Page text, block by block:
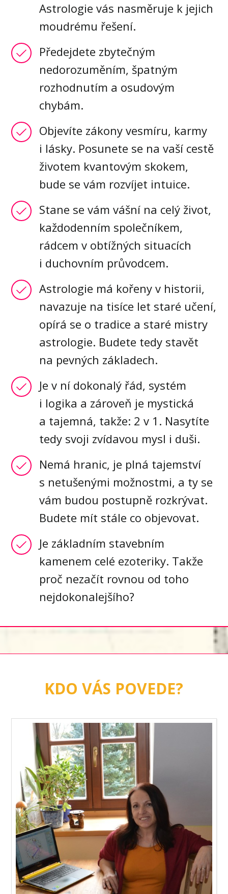
Astrologie vás nasměruje k jejich
moudrému řešení.
Předejdete zbytečným
nedorozuměním, špatným
rozhodnutím a osudovým
chybám.
Objevíte zákony vesmíru, karmy
i lásky. Posunete se na vaší cestě
životem kvantovým skokem,
bude se vám rozvíjet intuice.
Stane se vám vášní na celý život,
každodenním společníkem,
rádcem v obtížných situacích
i duchovním průvodcem.
Astrologie má kořeny v historii,
navazuje na tisíce let staré učení,
opírá se o tradice a staré mistry
astrologie. Budete tedy stavět
na pevných základech.
Je v ní dokonalý řád, systém
i logika a zároveň je mystická
a tajemná, takže: 2 v 1. Nasytíte
tedy svoji zvídavou mysl i duši.
Nemá hranic, je plná tajemství
s netušenými možnostmi, a ty se
vám budou postupně rozkrývat.
Budete mít stále co objevovat.
Je základním stavebním
kamenem celé ezoteriky. Takže
proč nezačít rovnou od toho
nejdokonalejšího?
KDO VÁS POVEDE?